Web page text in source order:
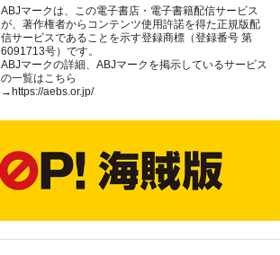
ABJマークは、この電子書店・電子書籍配信サービス
が、著作権者からコンテンツ使用許諾を得た正規版配
信サービスであることを示す登録商標（登録番号 第
6091713号）です。
ABJマークの詳細、ABJマークを掲示しているサービス
の一覧はこちら
→https://aebs.or.jp/